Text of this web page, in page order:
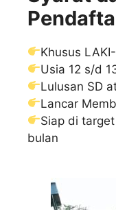
Khusus
Usia 12 s/d
Lulusan SD
Lancar
Siap di
bulan